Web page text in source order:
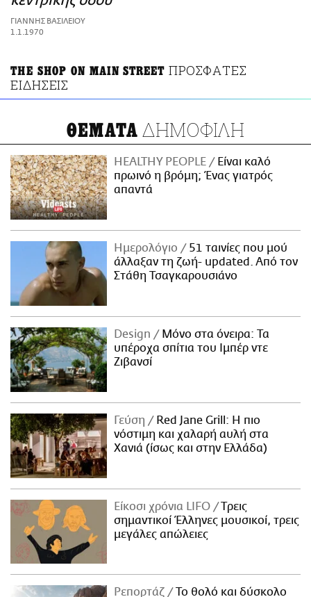
ΑΜΠΑ
PRINT
ΓΙΑΝΝΗΣ ΒΑΣΙΛΕΙΟΥ
1.1.1970
THE SHOP ON MAIN STREET ΠΡΟΣΦΑΤΕΣ
ΕΙΔΗΣΕΙΣ
ΘΕΜΑΤΑ ΔΗΜΟΦΙΛΗ
HEALTHY PEOPLE
Είναι καλό
πρωινό η βρόμη; Ένας γιατρός
απαντά
Ημερολόγιο
51 ταινίες που μού
άλλαξαν τη ζωή- updated. Aπό τον
Στάθη Τσαγκαρουσιάνο
Design
Μόνο στα όνειρα: Τα
υπέροχα σπίτια του Ιμπέρ ντε
Ζιβανσί
Γεύση
Red Jane Grill: Η πιο
νόστιμη και χαλαρή αυλή στα
Χανιά (ίσως και στην Ελλάδα)
Είκοσι χρόνια LIFO
Tρεις
σημαντικοί Έλληνες μουσικοί, τρεις
μεγάλες απώλειες
Ρεπορτάζ
Το θολό και δύσκολο